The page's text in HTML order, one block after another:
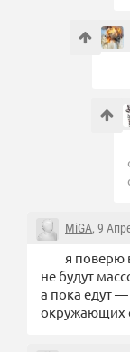
MiGA, 9
я поверю
не будут
а пока едут
окружающих